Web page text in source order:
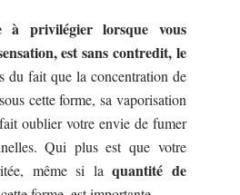
privilégier lorsque vous
est sans contredit, le
du fait que la concentration de
cette forme, sa vaporisation
oublier votre envie de fumer
Qui plus est que votre
même si laquantité de